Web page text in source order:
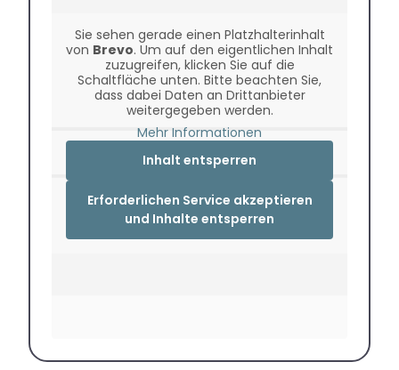
Sie sehen gerade einen Platzhalterinhalt
von Brevo. Um auf den eigentlichen Inhalt
zuzugreifen, klicken Sie auf die
Schaltfläche unten. Bitte beachten Sie,
dass dabei Daten an Drittanbieter
weitergegeben werden.
Mehr Informationen
Inhalt entsperren
Erforderlichen Service akzeptieren
und Inhalte entsperren